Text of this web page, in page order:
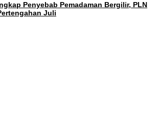
Penyebab Pemadaman Bergilir, PLN
Juli